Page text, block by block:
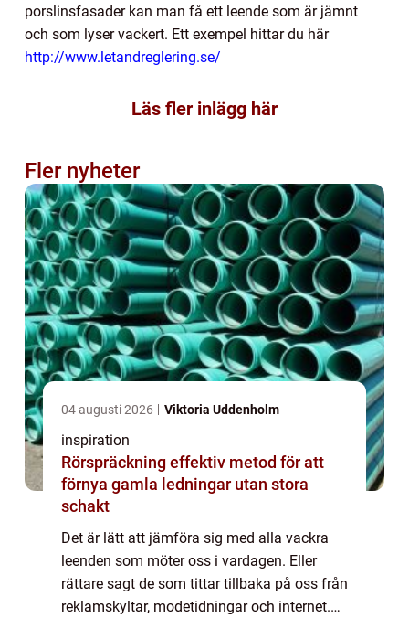
porslinsfasader kan man få ett leende som är jämnt
och som lyser vackert. Ett exempel hittar du här
http://www.letandreglering.se/
Läs fler inlägg här
Fler nyheter
04 augusti 2026 Viktoria Uddenholm
inspiration
Rörspräckning effektiv metod för att
förnya gamla ledningar utan stora
schakt
Det är lätt att jämföra sig med alla vackra
leenden som möter oss i vardagen. Eller
rättare sagt de som tittar tillbaka på oss från
reklamskyltar, modetidningar och internet.